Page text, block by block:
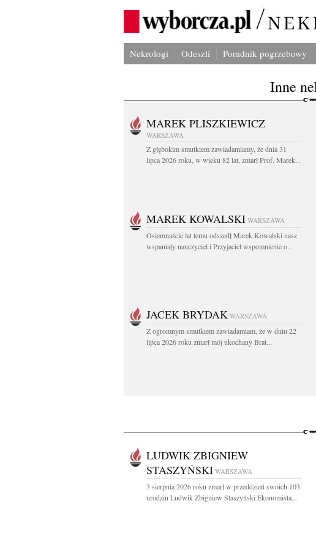
Nekrologi Odeszli Poradnik pogrzebowy
Inne
MAREK PLISZKIEWICZ
WARSZAWA
Z głębokim smutkiem zawiadamiamy, że dnia 31
lipca 2026 roku, w wieku 82 lat, zmarł Prof. Marek...
MAREK KOWALSKI WARSZAWA
Osiemnaście lat temu odszedł Marek Kowalski nasz
wspaniały nauczyciel i Przyjaciel wspomnienie o...
JACEK BRYDAK WARSZAWA
Z ogromnym smutkiem zawiadamiam, że w dniu 22
lipca 2026 roku zmarł mój ukochany Brat...
LUDWIK ZBIGNIEW
STASZYŃSKI WARSZAWA
3 sierpnia 2026 roku zmarł w przeddzień swoich 103
urodzin Ludwik Zbigniew Staszyński Ekonomista...